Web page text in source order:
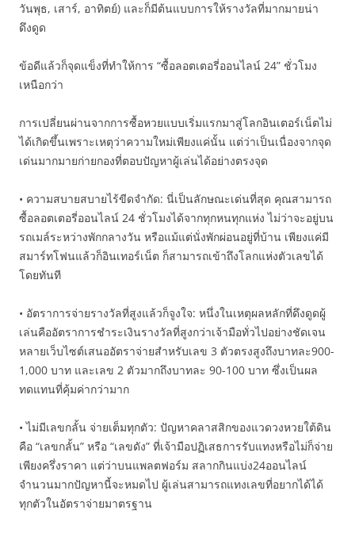
วันพุธ, เสาร์, อาทิตย์) และก็มีต้นแบบการให้รางวัลที่มากมายน่า
ดึงดูด
ข้อดีแล้วก็จุดแข็งที่ทำให้การ “ซื้อลอตเตอรี่ออนไลน์ 24” ชั่วโมง
เหนือกว่า
การเปลี่ยนผ่านจากการซื้อหวยแบบเริ่มแรกมาสู่โลกอินเตอร์เน็ตไม่
ได้เกิดขึ้นเพราะเหตุว่าความใหม่เพียงแค่นั้น แต่ว่าเป็นเนื่องจากจุด
เด่นมากมายก่ายกองที่ตอบปัญหาผู้เล่นได้อย่างตรงจุด
• ความสบายสบายไร้ขีดจำกัด: นี่เป็นลักษณะเด่นที่สุด คุณสามารถ
ซื้อลอตเตอรี่ออนไลน์ 24 ชั่วโมงได้จากทุกหนทุกแห่ง ไม่ว่าจะอยู่บน
รถเมล์ระหว่างพักกลางวัน หรือแม้แต่นั่งพักผ่อนอยู่ที่บ้าน เพียงแค่มี
สมาร์ทโฟนแล้วก็อินเทอร์เน็ต ก็สามารถเข้าถึงโลกแห่งตัวเลขได้
โดยทันที
• อัตราการจ่ายรางวัลที่สูงแล้วก็จูงใจ: หนึ่งในเหตุผลหลักที่ดึงดูดผู้
เล่นคืออัตราการชำระเงินรางวัลที่สูงกว่าเจ้ามือทั่วไปอย่างชัดเจน
หลายเว็บไซต์เสนออัตราจ่ายสำหรับเลข 3 ตัวตรงสูงถึงบาทละ900-
1,000 บาท และเลข 2 ตัวมากถึงบาทละ 90-100 บาท ซึ่งเป็นผล
ทดแทนที่คุ้มค่ากว่ามาก
• ไม่มีเลขกลั้น จ่ายเต็มทุกตัว: ปัญหาคลาสสิกของแวดวงหวยใต้ดิน
คือ “เลขกลั้น” หรือ “เลขดัง” ที่เจ้ามือปฏิเสธการรับแทงหรือไม่ก็จ่าย
เพียงครึ่งราคา แต่ว่าบนแพลตฟอร์ม สลากกินแบ่ง24ออนไลน์
จำนวนมากปัญหานี้จะหมดไป ผู้เล่นสามารถแทงเลขที่อยากได้ได้
ทุกตัวในอัตราจ่ายมาตรฐาน